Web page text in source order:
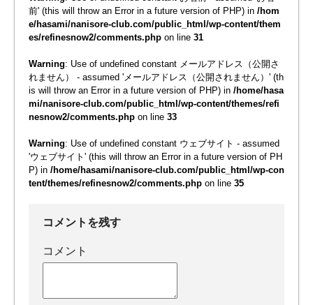
前' (this will throw an Error in a future version of PHP) in /hom
e/hasami/nanisore-club.com/public_html/wp-content/them
es/refinesnow2/comments.php on line 31
Warning: Use of undefined constant メールアドレス（公開さ
れません） - assumed 'メールアドレス（公開されません）' (th
is will throw an Error in a future version of PHP) in /home/hasa
mi/nanisore-club.com/public_html/wp-content/themes/refi
nesnow2/comments.php on line 33
Warning: Use of undefined constant ウェブサイト - assumed
'ウェブサイト' (this will throw an Error in a future version of PH
P) in /home/hasami/nanisore-club.com/public_html/wp-con
tent/themes/refinesnow2/comments.php on line 35
コメントを残す
コメント